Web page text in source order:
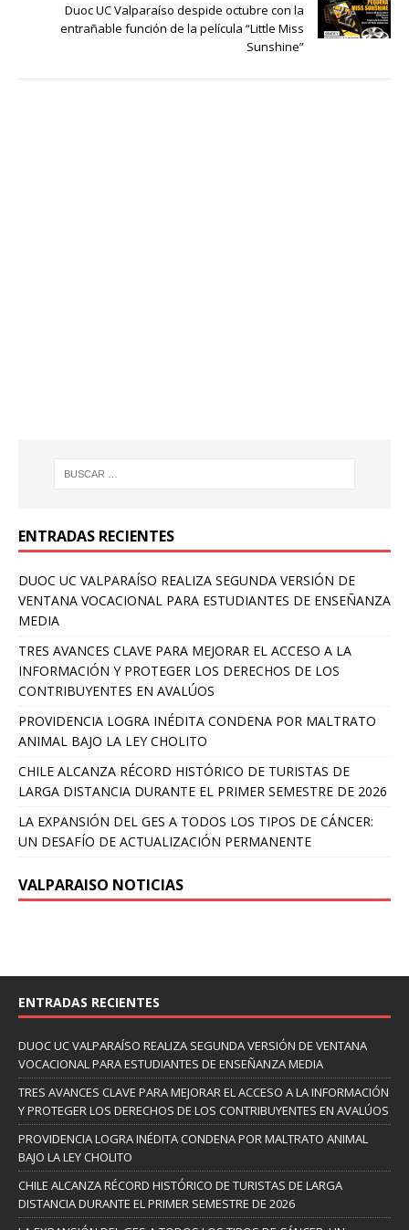
Duoc UC Valparaíso despide octubre con la
entrañable función de la película “Little Miss
Sunshine”
ENTRADAS RECIENTES
DUOC UC VALPARAÍSO REALIZA SEGUNDA VERSIÓN DE
VENTANA VOCACIONAL PARA ESTUDIANTES DE ENSEÑANZA
MEDIA
TRES AVANCES CLAVE PARA MEJORAR EL ACCESO A LA
INFORMACIÓN Y PROTEGER LOS DERECHOS DE LOS
CONTRIBUYENTES EN AVALÚOS
PROVIDENCIA LOGRA INÉDITA CONDENA POR MALTRATO
ANIMAL BAJO LA LEY CHOLITO
CHILE ALCANZA RÉCORD HISTÓRICO DE TURISTAS DE
LARGA DISTANCIA DURANTE EL PRIMER SEMESTRE DE 2026
LA EXPANSIÓN DEL GES A TODOS LOS TIPOS DE CÁNCER:
UN DESAFÍO DE ACTUALIZACIÓN PERMANENTE
VALPARAISO NOTICIAS
ENTRADAS RECIENTES
DUOC UC VALPARAÍSO REALIZA SEGUNDA VERSIÓN DE VENTANA
VOCACIONAL PARA ESTUDIANTES DE ENSEÑANZA MEDIA
TRES AVANCES CLAVE PARA MEJORAR EL ACCESO A LA INFORMACIÓN
Y PROTEGER LOS DERECHOS DE LOS CONTRIBUYENTES EN AVALÚOS
PROVIDENCIA LOGRA INÉDITA CONDENA POR MALTRATO ANIMAL
BAJO LA LEY CHOLITO
CHILE ALCANZA RÉCORD HISTÓRICO DE TURISTAS DE LARGA
DISTANCIA DURANTE EL PRIMER SEMESTRE DE 2026